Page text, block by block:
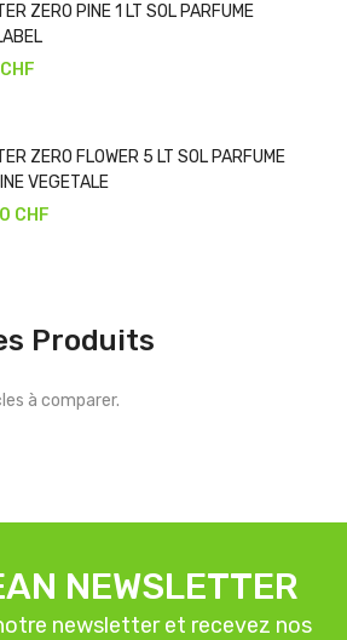
ZERO PINE 1 LT SOL PARFUME
ZERO FLOWER 5 LT SOL PARFUME
VEGETALE
CHF
Produits
à comparer.
NEWSLETTER
newsletter et recevez nos